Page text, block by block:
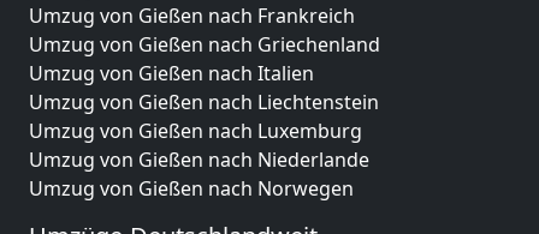
Umzug von Gießen nach Frankreich
Umzug von Gießen nach Griechenland
Umzug von Gießen nach Italien
Umzug von Gießen nach Liechtenstein
Umzug von Gießen nach Luxemburg
Umzug von Gießen nach Niederlande
Umzug von Gießen nach Norwegen